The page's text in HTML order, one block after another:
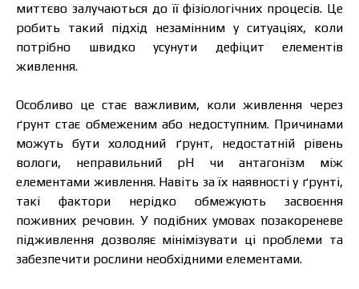
миттєво залучаються до її фізіологічних процесів. Це
робить такий підхід незамінним у ситуаціях, коли
потрібно швидко усунути дефіцит елементів
живлення.
Особливо це стає важливим, коли живлення через
ґрунт стає обмеженим або недоступним. Причинами
можуть бути холодний ґрунт, недостатній рівень
вологи, неправильний pH чи антагонізм між
елементами живлення. Навіть за їх наявності у ґрунті,
такі фактори нерідко обмежують засвоєння
поживних речовин. У подібних умовах позакореневе
підживлення дозволяє мінімізувати ці проблеми та
забезпечити рослини необхідними елементами.